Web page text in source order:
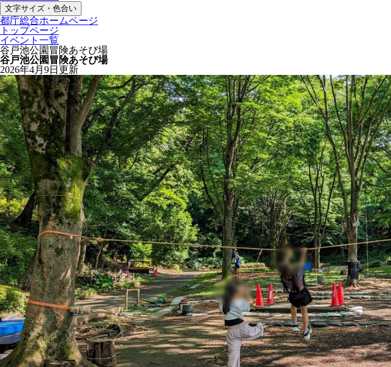
文字サイズ・色合い
都庁総合ホームページ
トップページ
イベント一覧
谷戸池公園冒険あそび場
谷戸池公園冒険あそび場
2026年4月9日更新